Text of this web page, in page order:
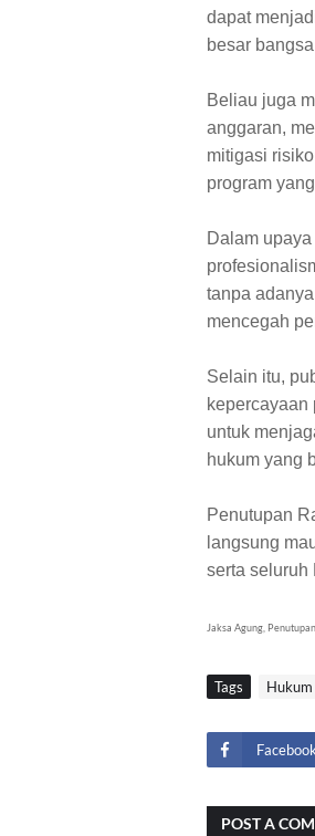
dapat
besar
Beliau juga
anggaran,
mitigasi
program
Dalam
tanpa
mencegah
Selain itu,
kepercayaan
untuk
hukum yang
Penutupan
langsung
serta seluruh
Jaksa Agung,
Tags Hukum
Facebook
POST A